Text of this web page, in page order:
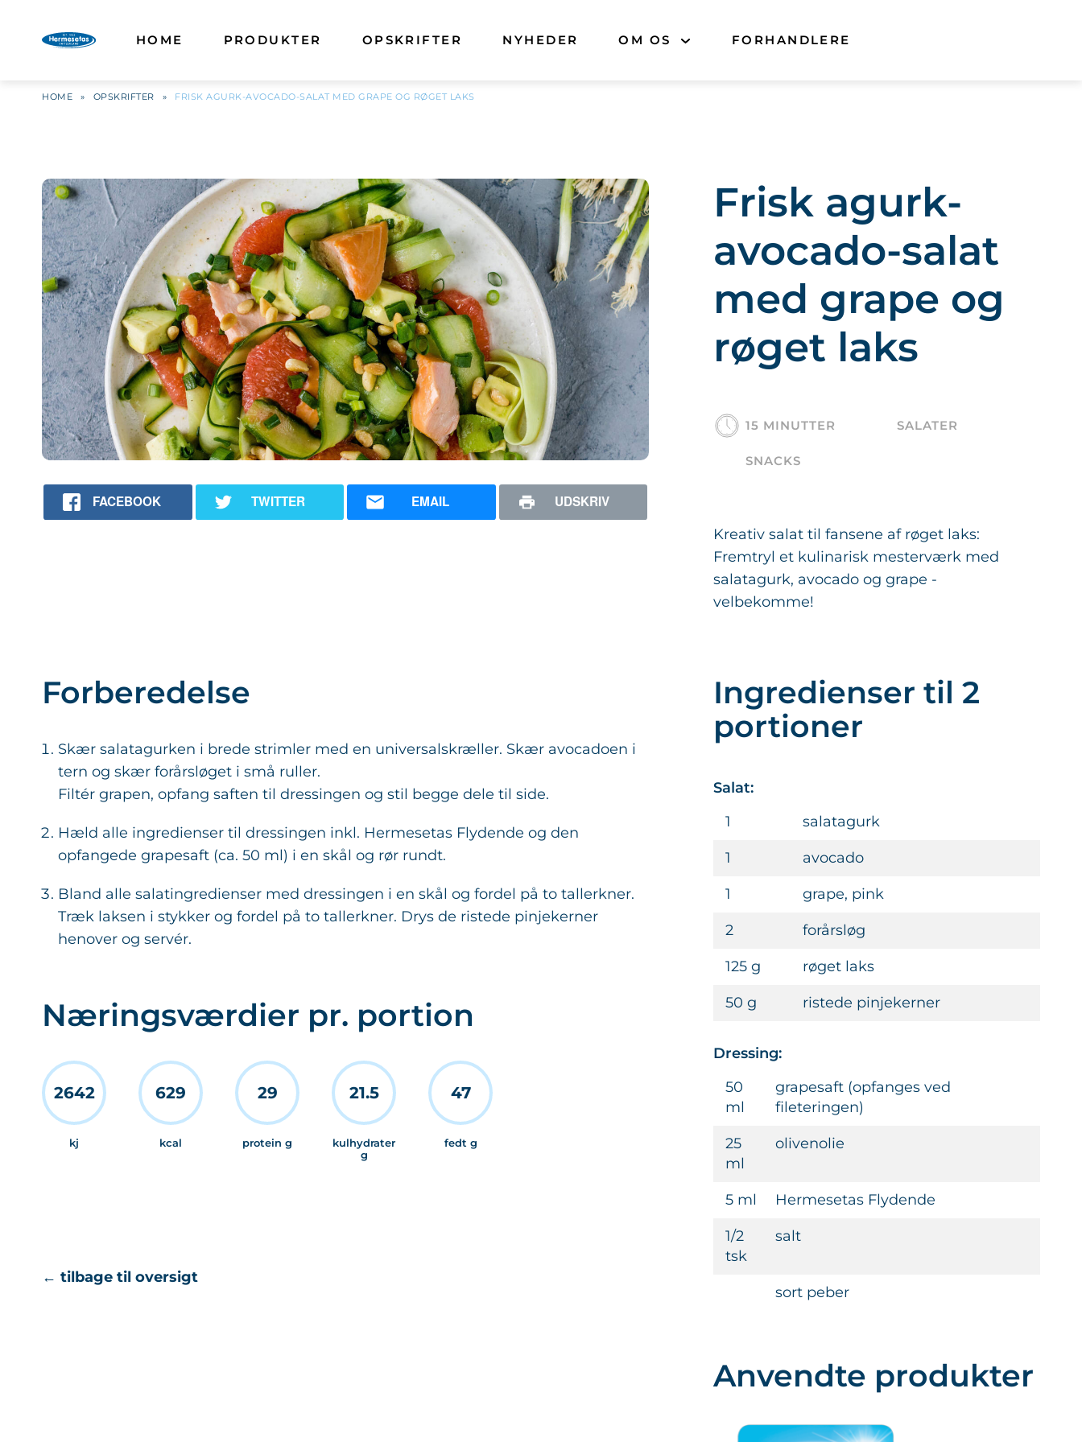
HOME PRODUKTER OPSKRIFTER NYHEDER OM OS FORHANDLERE
HOME » OPSKRIFTER » FRISK AGURK-AVOCADO-SALAT MED GRAPE OG RØGET LAKS
FACEBOOK TWITTER EMAIL UDSKRIV
Frisk agurk-
avocado-salat
med grape og
røget laks
15 MINUTTER SALATER
SNACKS
Kreativ salat til fansene af røget laks:
Fremtryl et kulinarisk mesterværk med
salatagurk, avocado og grape -
velbekomme!
Forberedelse
Skær salatagurken i brede strimler med en universalskræller. Skær avocadoen i
tern og skær forårsløget i små ruller.
Filtér grapen, opfang saften til dressingen og stil begge dele til side.
Hæld alle ingredienser til dressingen inkl. Hermesetas Flydende og den
opfangede grapesaft (ca. 50 ml) i en skål og rør rundt.
Bland alle salatingredienser med dressingen i en skål og fordel på to tallerkner.
Træk laksen i stykker og fordel på to tallerkner. Drys de ristede pinjekerner
henover og servér.
Næringsværdier pr. portion
2642
kj
629
kcal
29
protein g
21.5
kulhydrater
g
47
fedt g
← tilbage til oversigt
Ingredienser til 2
portioner
Salat:
1
salatagurk
1 avocado
1 grape, pink
2 forårsløg
125 g røget laks
50 g ristede pinjekerner
Dressing:
50
ml
grapesaft (opfanges ved
fileteringen)
25
ml
olivenolie
5 ml Hermesetas Flydende
1/2
tsk
salt
sort peber
Anvendte produkter